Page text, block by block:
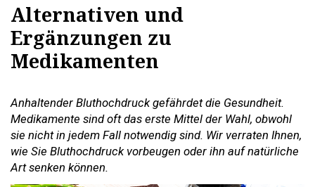
Alternativen und
Ergänzungen zu
Medikamenten
Anhaltender Bluthochdruck gefährdet die Gesundheit.
Medikamente sind oft das erste Mittel der Wahl, obwohl
sie nicht in jedem Fall notwendig sind. Wir verraten Ihnen,
wie Sie Bluthochdruck vorbeugen oder ihn auf natürliche
Art senken können.